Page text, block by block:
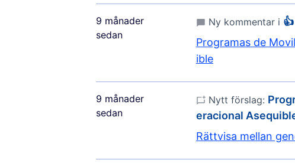
9 månader
sedan
Ny kommentar i 👍
Programas de
ible
9 månader
sedan
Nytt förslag:
eracional
Rättvisa mellan